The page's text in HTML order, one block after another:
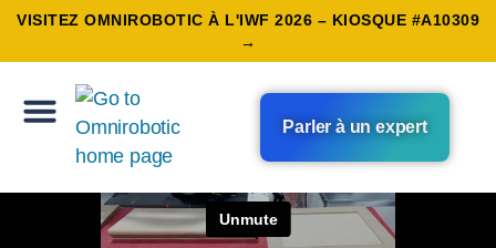
VISITEZ OMNIROBOTIC À L'IWF 2026 – KIOSQUE #A10309
→
Parler à un expert